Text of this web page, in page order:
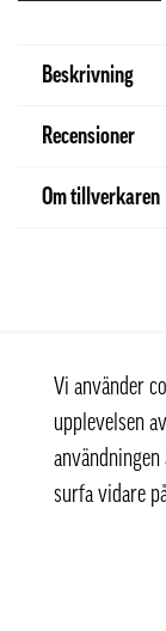
Beskrivning
Recensioner
Om tillverkaren
Vi använder
upplevelsen
surfa vidare